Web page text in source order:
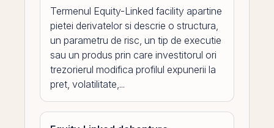
Termenul Equity-Linked facility apartine
pietei derivatelor si descrie o structura,
un parametru de risc, un tip de executie
sau un produs prin care investitorul ori
trezorierul modifica profilul expunerii la
pret, volatilitate,...